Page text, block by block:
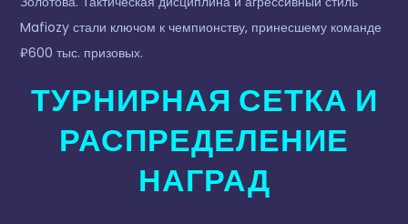
Mafiozy стали ключом к чемпионству, принесшему команде
₽600 тыс. призовых.
ТУРНИРНАЯ СЕТКА И
РАСПРЕДЕЛЕНИЕ
НАГРАД